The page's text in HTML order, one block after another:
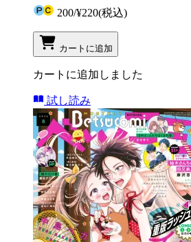
200/¥220(税込)
カートに追加
カートに追加しました
試し読み